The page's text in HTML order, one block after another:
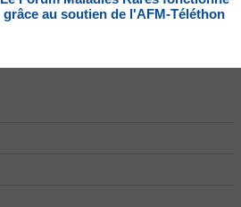
grâce au soutien de l'AFM-Téléthon